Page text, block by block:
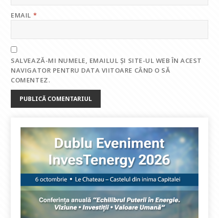
EMAIL *
SALVEAZĂ-MI NUMELE, EMAILUL ȘI SITE-UL WEB ÎN ACEST
NAVIGATOR PENTRU DATA VIITOARE CÂND O SĂ
COMENTEZ.